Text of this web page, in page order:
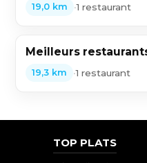
19,0 km •1 restaurant
Meilleurs
19,3 km •1 restaurant
TOP PLATS